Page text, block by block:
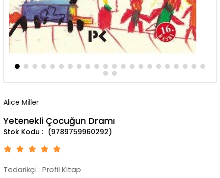
Alice Miller
Yetenekli Çocuğun Dramı
(9789759960292)
Tedarikçi : Profil Kitap